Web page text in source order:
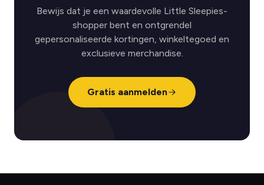
Bewijs dat je een waardevolle Little Sleepies-
shopper bent en ontgrendel
gepersonaliseerde kortingen, winkeltegoed en
exclusieve merchandise.
Gratis aanmelden